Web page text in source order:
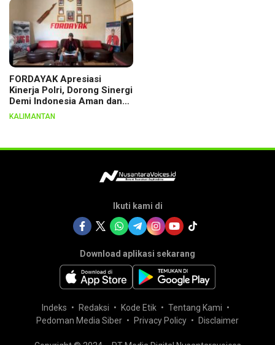
FORDAYAK Apresiasi
Kinerja Polri, Dorong Sinergi
Demi Indonesia Aman dan
Berkeadilan
KALIMANTAN
Ikuti kami di
Download aplikasi sekarang
Indeks Redaksi Kode Etik
Tentang Kami
Pedoman Media Siber
Privacy Policy Disclaimer